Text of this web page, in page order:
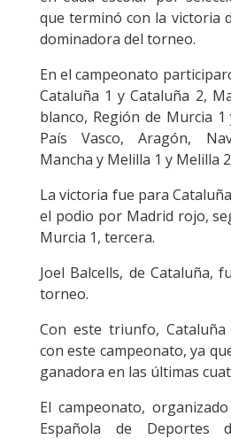
que terminó con la victoria
dominadora del torneo.
En el campeonato
Cataluña 1 y Cataluña 2,
blanco, Región de Murcia 1
País Vasco, Aragón,
Mancha y Melilla 1 y Melilla
La victoria fue para
el podio por Madrid rojo,
Murcia 1, tercera.
Joel Balcells, de Cataluña,
torneo.
Con este triunfo,
con este campeonato, ya
ganadora en las últimas
El campeonato,
Española de Deportes